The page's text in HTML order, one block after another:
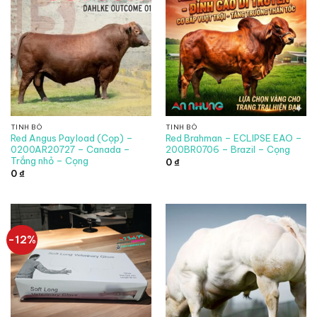
TINH BÒ
Red Angus Payload (Cọp) –
0200AR20727 – Canada –
Trắng nhỏ – Cọng
0₫
TINH BÒ
Red Brahman – ECLIPSE EAO –
200BR0706 – Brazil – Cọng
0₫
-12%